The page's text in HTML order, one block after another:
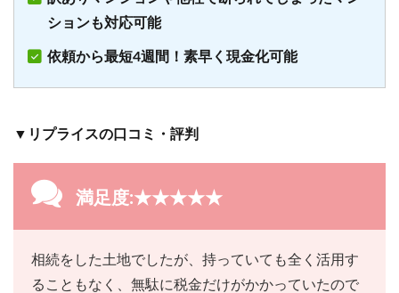
ションも対応可能
依頼から最短4週間！素早く現金化可能
▼リプライスの口コミ・評判
満足度:★★★★★
相続をした土地でしたが、持っていても全く活用す
ることもなく、無駄に税金だけがかかっていたので